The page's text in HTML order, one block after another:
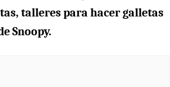
talleres para hacer galletas
Snoopy.